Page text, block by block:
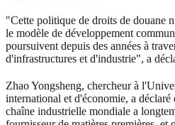
"Cette politique de droits de douane
le modèle de développement
poursuivent depuis des années à
d'infrastructures et d'industrie", a
Zhao Yongsheng, chercheur à
international et d'économie, a
chaîne industrielle mondiale a